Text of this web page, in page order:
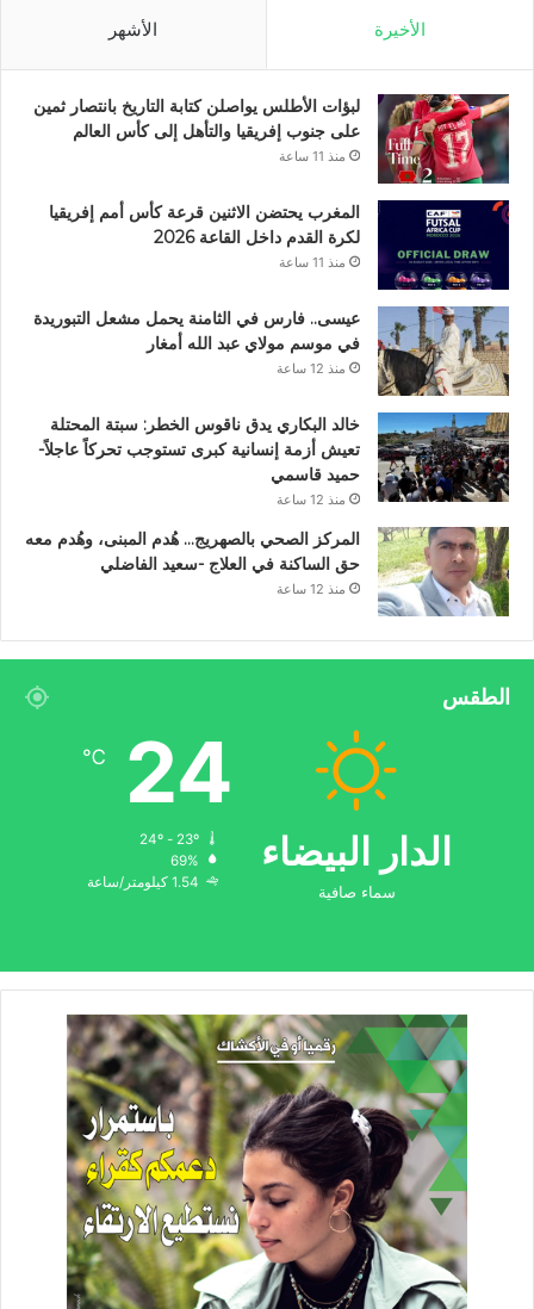
الأخيرة الأشهر
لبؤات الأطلس يواصلن كتابة التاريخ بانتصار ثمين
على جنوب إفريقيا والتأهل إلى كأس العالم
منذ 11 ساعة
المغرب يحتضن الاثنين قرعة كأس أمم إفريقيا
لكرة القدم داخل القاعة 2026
منذ 11 ساعة
عيسى.. فارس في الثامنة يحمل مشعل التبوريدة
في موسم مولاي عبد الله أمغار
منذ 12 ساعة
خالد البكاري يدق ناقوس الخطر: سبتة المحتلة
تعيش أزمة إنسانية كبرى تستوجب تحركاً عاجلاً-
حميد قاسمي
منذ 12 ساعة
المركز الصحي بالصهريج… هُدم المبنى، وهُدم معه
حق الساكنة في العلاج -سعيد الفاضلي
منذ 12 ساعة
الطقس
الدار البيضاء
سماء صافية
24
℃
69%
1.54 كيلومتر/ساعة